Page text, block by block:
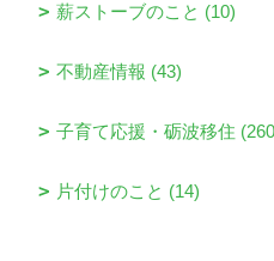
薪ストーブのこと (10)
不動産情報 (43)
子育て応援・砺波移住
片付けのこと (14)